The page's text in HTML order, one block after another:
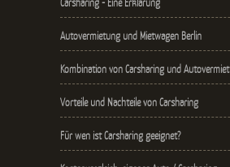
Autovermietung und Mietwagen Berlin
Kombination von Carsharing und
Vorteile und Nachteile von Carsharing
Für wen ist Carsharing geeignet?